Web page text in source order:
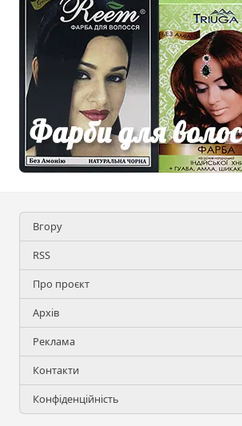
Вгору
RSS
Про проєкт
Архів
Реклама
Контакти
Конфіденційність